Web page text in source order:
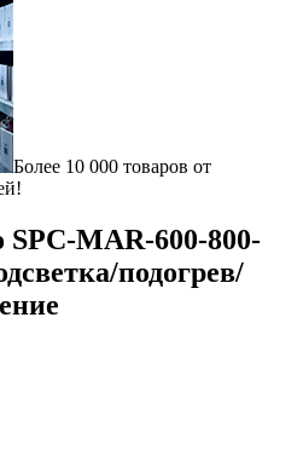
Более 10 000 товаров от
SPC-MAR-600-800-
подогрев/